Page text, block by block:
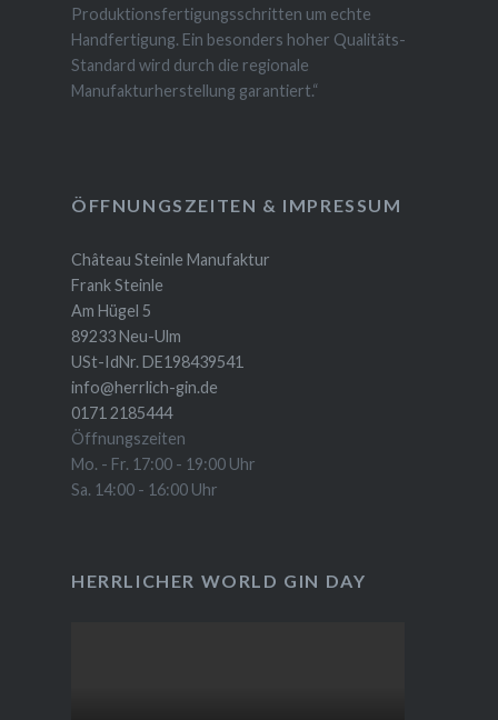
Produktionsfertigungsschritten um echte
Handfertigung. Ein besonders hoher Qualitäts-
Standard wird durch die regionale
Manufakturherstellung garantiert.“
ÖFFNUNGSZEITEN & IMPRESSUM
Château Steinle Manufaktur
Frank Steinle
Am Hügel 5
89233 Neu-Ulm
USt-IdNr. DE198439541
info@herrlich-gin.de
0171 2185444
Öffnungszeiten
Mo. - Fr. 17:00 - 19:00 Uhr
Sa. 14:00 - 16:00 Uhr
HERRLICHER WORLD GIN DAY